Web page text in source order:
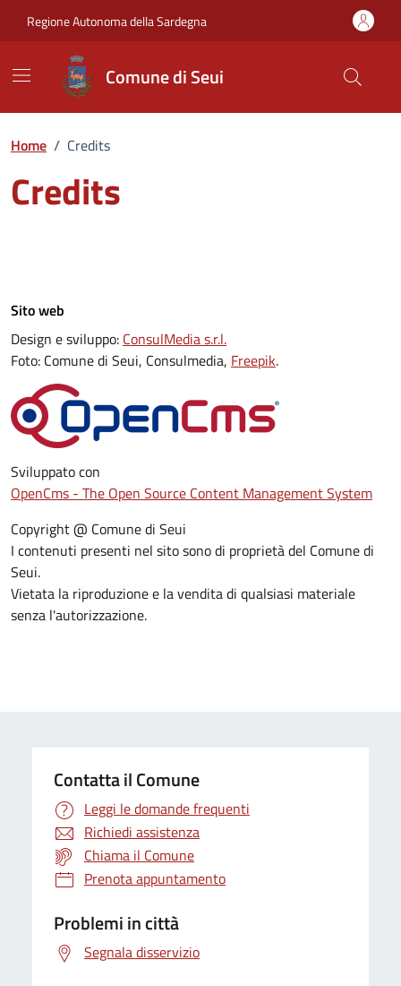
Regione Autonoma della Sardegna
Comune di Seui
Home / Credits
Credits
Sito web
Design e sviluppo: ConsulMedia s.r.l.
Foto: Comune di Seui, Consulmedia, Freepik.
Sviluppato con
OpenCms - The Open Source Content Management System
Copyright @ Comune di Seui
I contenuti presenti nel sito sono di proprietà del Comune di
Seui.
Vietata la riproduzione e la vendita di qualsiasi materiale
senza l'autorizzazione.
Contatta il Comune
Leggi le domande frequenti
Richiedi assistenza
Chiama il Comune
Prenota appuntamento
Problemi in città
Segnala disservizio